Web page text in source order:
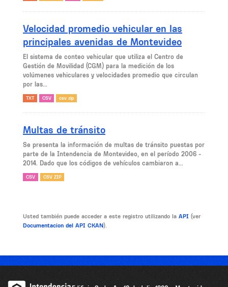
Velocidad promedio vehicular en las
principales avenidas de Montevideo
El sistema de conteo vehicular que utiliza el Centro de
Gestión de Movilidad (CGM) para la medición de los
volúmenes vehiculares y velocidades promedio que circulan
por las...
TXT CSV csv zip
Multas de tránsito
Se presenta la información de multas de tránsito puestas por
parte de la Intendencia de Montevideo, en el período 2006 -
2014. Dado que los códigos de vehículos cambiaron a...
CSV CSV ZIP
Usted también puede acceder a este registro utilizando la API (ver
Documentacion del API CKAN).